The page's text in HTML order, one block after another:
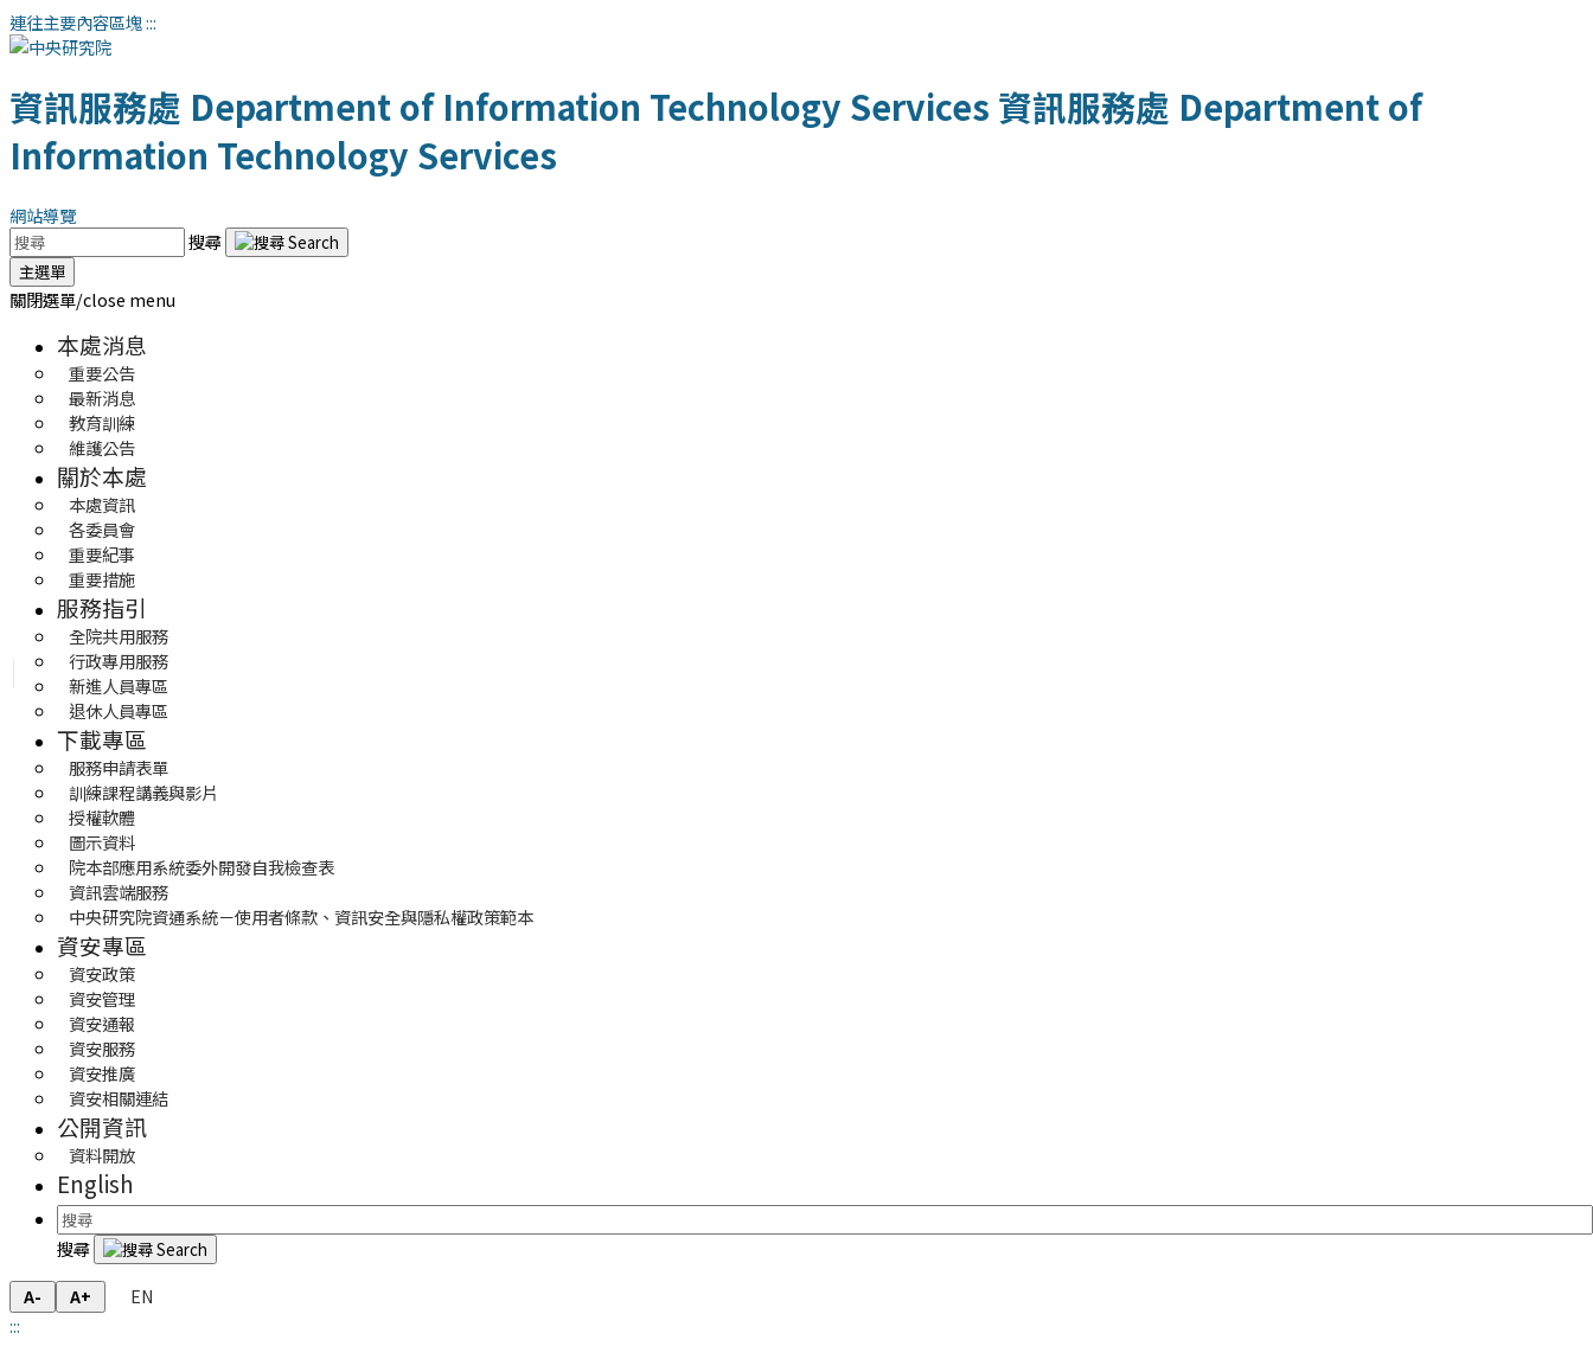
連往主要內容區塊:::
資訊服務處 Department of Information Technology Services 資訊服務處 Department of
Information Technology Services
網站導覽
搜尋
主選單
關閉選單/close menu
本處消息
重要公告
最新消息
教育訓練
維護公告
關於本處
本處資訊
各委員會
重要紀事
重要措施
服務指引
全院共用服務
行政專用服務
新進人員專區
退休人員專區
下載專區
服務申請表單
訓練課程講義與影片
授權軟體
圖示資料
院本部應用系統委外開發自我檢查表
資訊雲端服務
中央研究院資通系統－使用者條款、資訊安全與隱私權政策範本
資安專區
資安政策
資安管理
資安通報
資安服務
資安推廣
資安相關連結
公開資訊
資料開放
English
搜尋
A- A+
EN
:::